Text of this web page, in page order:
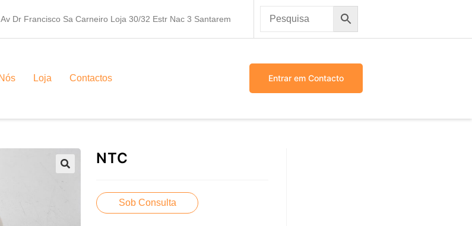
Av Dr Francisco Sa Carneiro Loja 30/32 Estr Nac 3 Santarem
Loja Contactos Entrar em Contacto
NTC
Sob Consulta